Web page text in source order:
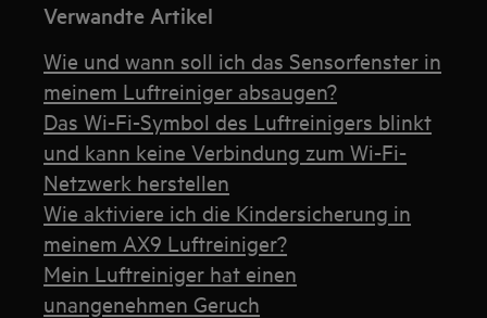
Verwandte Artikel
Wie und wann soll ich das Sensorfenster in
meinem Luftreiniger absaugen?
Das Wi-Fi-Symbol des Luftreinigers blinkt
und kann keine Verbindung zum Wi-Fi-
Netzwerk herstellen
Wie aktiviere ich die Kindersicherung in
meinem AX9 Luftreiniger?
Mein Luftreiniger hat einen
unangenehmen Geruch